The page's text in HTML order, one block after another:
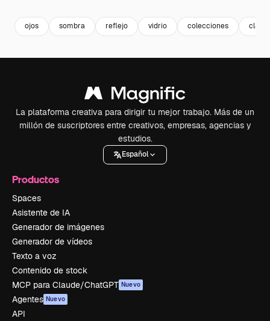
ojos sombra reflejo vidrio colecciones
La plataforma creativa para dirigir tu mejor trabajo. Más de un
millón de suscriptores entre creativos, empresas, agencias y
estudios.
Español
Productos
Spaces
Asistente de IA
Generador de imágenes
Generador de vídeos
Texto a voz
Contenido de stock
MCP para Claude/ChatGPT Nuevo
Agentes Nuevo
API